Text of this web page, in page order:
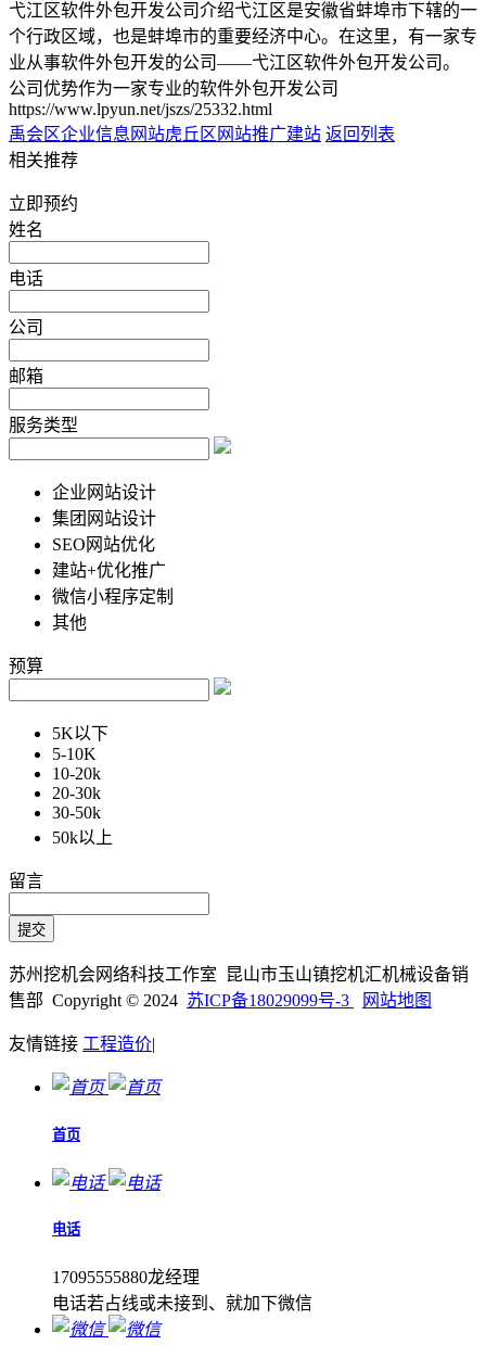
弋江区软件外包开发公司介绍弋江区是安徽省蚌埠市下辖的一
个行政区域，也是蚌埠市的重要经济中心。在这里，有一家专
业从事软件外包开发的公司——弋江区软件外包开发公司。
公司优势作为一家专业的软件外包开发公司
https://www.lpyun.net/jszs/25332.html
禹会区企业信息网站虎丘区网站推广建站 返回列表
相关推荐
立即预约
姓名
电话
公司
邮箱
服务类型
企业网站设计
集团网站设计
SEO网站优化
建站+优化推广
微信小程序定制
其他
预算
5K以下
5-10K
10-20k
20-30k
30-50k
50k以上
留言
苏州挖机会网络科技工作室 昆山市玉山镇挖机汇机械设备销
售部 Copyright © 2024 苏ICP备18029099号-3 网站地图
友情链接 工程造价|
首页
电话
17095555880龙经理
电话若占线或未接到、就加下微信